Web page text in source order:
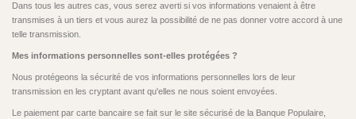
Dans tous les autres cas, vous serez averti si vos informations venaient à être
transmises à un tiers et vous aurez la possibilité de ne pas donner votre accord à une
telle transmission.
Mes informations personnelles sont-elles protégées ?
Nous protégeons la sécurité de vos informations personnelles lors de leur
transmission en les cryptant avant qu'elles ne nous soient envoyées.
Le paiement par carte bancaire se fait sur le site sécurisé de la Banque Populaire,